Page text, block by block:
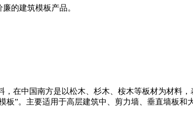
的建筑模板产品。
在中国南方是以松木、杉木、桉木等板材为材料
”。主要适用于高层建筑中、剪力墙、垂直墙板